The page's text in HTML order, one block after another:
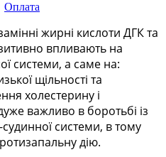
Оплата
жирні кислоти ДГК та
впливають на
системи, а саме на:
щільності та
холестерину і
важливо в боротьбі із
системи, в тому
дію.